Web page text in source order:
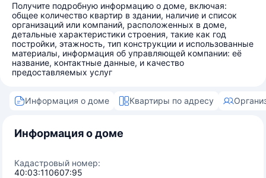
Получите подробную информацию о доме, включая:
общее количество квартир в здании, наличие и список
организаций или компаний, расположенных в доме,
детальные характеристики строения, такие как год
постройки, этажность, тип конструкции и использованные
материалы, информация об управляющей компании: её
название, контактные данные, и качество
предоставляемых услуг
Информация о доме Квартиры по адресу
Информация о доме
Кадастровый номер:
40:03:110607:95